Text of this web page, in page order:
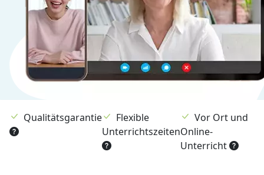
Qualitätsgarantie
Flexible
Unterrichtszeiten
Vor Ort und
Online-
Unterricht